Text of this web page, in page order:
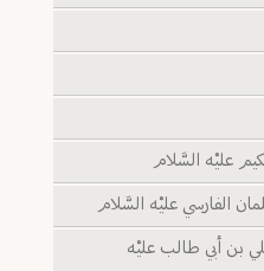
عليْه السَّلام
الفارسي عليْه السَّلام
بن أبي طالب عليْه